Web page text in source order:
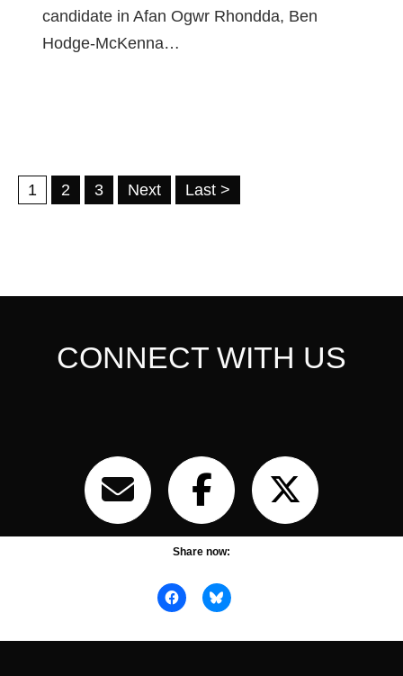
candidate in Afan Ogwr Rhondda, Ben
Hodge-McKenna…
1 2 3 Next Last >
CONNECT WITH US
Share now: